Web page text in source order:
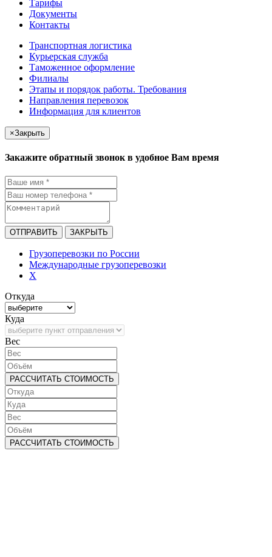
Тарифы
Документы
Контакты
Транспортная логистика
Курьерская служба
Таможенное оформление
Филиалы
Этапы и порядок работы. Требования
Направления перевозок
Информация для клиентов
×Закрыть
Закажите обратный звонок в удобное Вам время
ОТПРАВИТЬ ЗАКРЫТЬ
Грузоперевозки по России
Международные грузоперевозки
X
Откуда
Куда
Bec
РАССЧИТАТЬ СТОИМОСТЬ
РАССЧИТАТЬ СТОИМОСТЬ